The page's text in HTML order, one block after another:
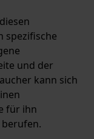
spezifische
und der
kann sich
für ihn